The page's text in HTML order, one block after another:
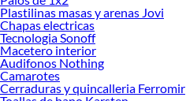
Plastilinas masas y arenas Jovi
Chapas electricas
Tecnologia Sonoff
Macetero interior
Audifonos Nothing
Camarotes
Cerraduras y quincalleria Ferromir